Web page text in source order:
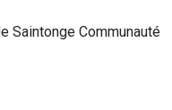
Saintonge Communauté